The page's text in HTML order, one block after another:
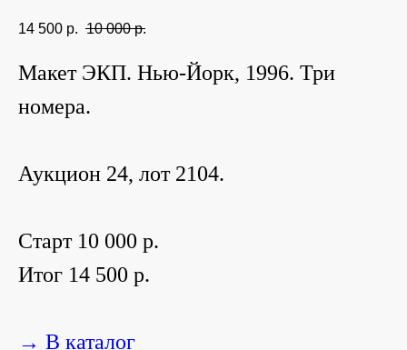
14 500 р. 10 000 р.
Макет ЭКП. Нью-Йорк, 1996. Три
номера.
Аукцион 24, лот 2104.
Старт 10 000 р.
Итог 14 500 р.
→ В каталог